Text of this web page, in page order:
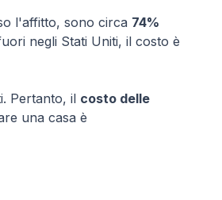
l'affitto, sono circa 74%
negli Stati Uniti, il costo è
Pertanto, il costo delle
una casa è